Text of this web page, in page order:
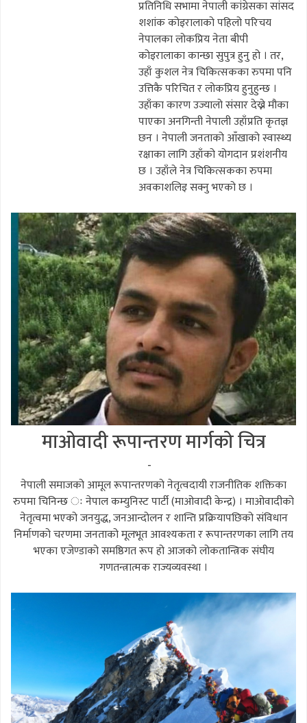
प्रतिनिधि सभामा नेपाली कांग्रेसका सांसद
शशांक कोइरालाको पहिलो परिचय
नेपालका लोकप्रिय नेता बीपी
कोइरालाका कान्छा सुपुत्र हुनु हो । तर,
उहाँ कुशल नेत्र चिकित्सकका रुपमा पनि
उत्तिकै परिचित र लोकप्रिय हुनुहुन्छ ।
उहाँका कारण उज्यालो संसार देख्ने मौका
पाएका अनगिन्ती नेपाली उहाँप्रति कृतज्ञ
छन । नेपाली जनताको आँखाको स्वास्थ्य
रक्षाका लागि उहाँको योगदान प्रशंशनीय
छ । उहाँले नेत्र चिकित्सकका रुपमा
अवकाशलिइ सक्नु भएको छ ।
माओवादी रूपान्तरण मार्गको चित्र
-
नेपाली समाजको आमूल रूपान्तरणको नेतृत्वदायी राजनीतिक शक्तिका
रुपमा चिनिन्छ ः नेपाल कम्युनिस्ट पार्टी (माओवादी केन्द्र) । माओवादीको
नेतृत्वमा भएको जनयुद्ध, जनआन्दोलन र शान्ति प्रक्रियापछिको संविधान
निर्माणको चरणमा जनताको मूलभूत आवश्यकता र रूपान्तरणका लागि तय
भएका एजेण्डाको समष्ठिगत रूप हो आजको लोकतान्त्रिक संघीय
गणतन्त्रात्मक राज्यव्यवस्था ।